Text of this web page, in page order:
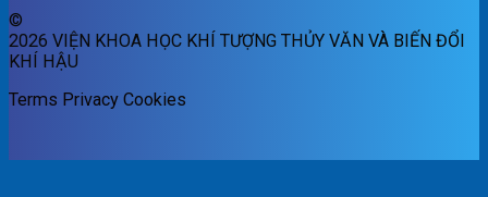
©
2026 VIỆN KHOA HỌC KHÍ TƯỢNG THỦY VĂN VÀ BIẾN ĐỔI
KHÍ HẬU
Terms Privacy Cookies